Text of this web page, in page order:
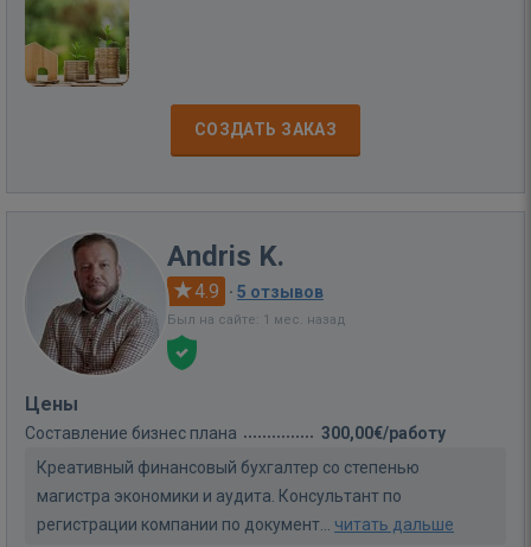
СОЗДАТЬ ЗАКАЗ
Andris K.
4.9 · 5 отзывов
Был на сайте: 1 мес. назад
Цены
Составление бизнес плана
300,00€/работу
Креативный финансовый бухгалтер со степенью
магистра экономики и аудита. Консультант по
регистрации компании по документ... читать дальше